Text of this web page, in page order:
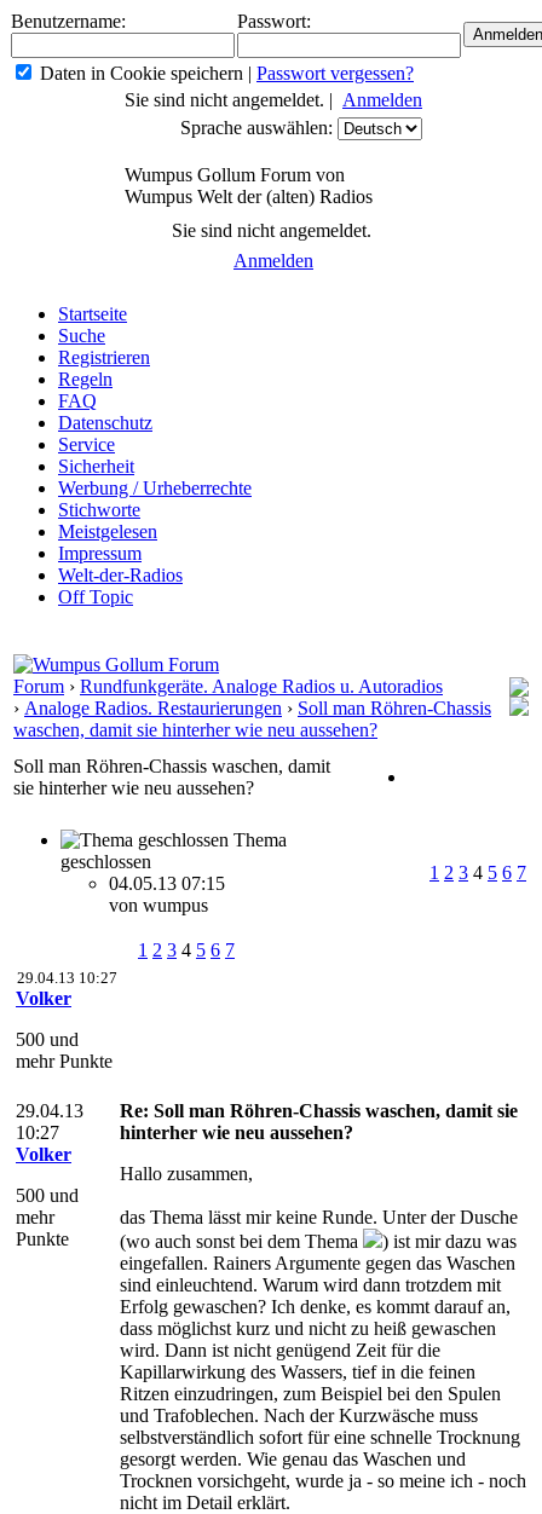
Benutzername: Passwort:
Daten in Cookie speichern | Passwort vergessen?
Sie sind nicht angemeldet. | Anmelden
Sprache auswählen:
Wumpus Gollum Forum von
Wumpus Welt der (alten) Radios
Sie sind nicht angemeldet.
Anmelden
Startseite
Suche
Registrieren
Regeln
FAQ
Datenschutz
Service
Sicherheit
Werbung / Urheberrechte
Stichworte
Meistgelesen
Impressum
Welt-der-Radios
Off Topic
Forum › Rundfunkgeräte. Analoge Radios u. Autoradios
› Analoge Radios. Restaurierungen › Soll man Röhren-Chassis
waschen, damit sie hinterher wie neu aussehen?
Soll man Röhren-Chassis waschen, damit
sie hinterher wie neu aussehen?
Thema
geschlossen
04.05.13 07:15
von wumpus
1 2 3 4 5 6 7
1 2 3 4 5 6 7
29.04.13 10:27
Volker
500 und
mehr Punkte
29.04.13
10:27
Volker
500 und
mehr
Punkte
Re: Soll man Röhren-Chassis waschen, damit sie
hinterher wie neu aussehen?
Hallo zusammen,
das Thema lässt mir keine Runde. Unter der Dusche
(wo auch sonst bei dem Thema
) ist mir dazu was
eingefallen. Rainers Argumente gegen das Waschen
sind einleuchtend. Warum wird dann trotzdem mit
Erfolg gewaschen? Ich denke, es kommt darauf an,
dass möglichst kurz und nicht zu heiß gewaschen
wird. Dann ist nicht genügend Zeit für die
Kapillarwirkung des Wassers, tief in die feinen
Ritzen einzudringen, zum Beispiel bei den Spulen
und Trafoblechen. Nach der Kurzwäsche muss
selbstverständlich sofort für eine schnelle Trocknung
gesorgt werden. Wie genau das Waschen und
Trocknen vorsichgeht, wurde ja - so meine ich - noch
nicht im Detail erklärt.